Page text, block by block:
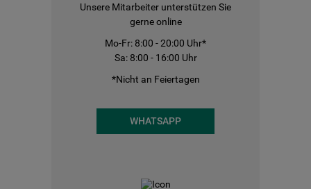
Unsere Mitarbeiter unterstützen Sie
gerne online
Mo-Fr: 8:00 - 20:00 Uhr*
Sa: 8:00 - 16:00 Uhr
*Nicht an Feiertagen
WHATSAPP